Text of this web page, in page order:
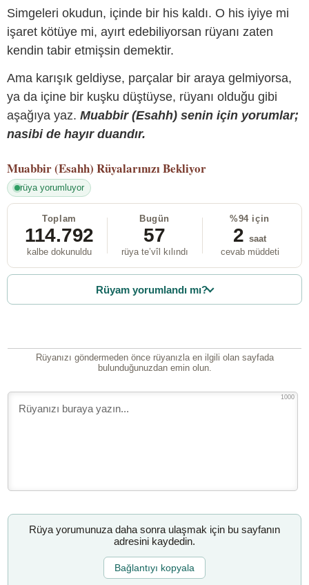
Simgeleri okudun, içinde bir his kaldı. O his iyiye mi
işaret kötüye mi, ayırt edebiliyorsan rüyanı zaten
kendin tabir etmişsin demektir.
Ama karışık geldiyse, parçalar bir araya gelmiyorsa,
ya da içine bir kuşku düştüyse, rüyanı olduğu gibi
aşağıya yaz. Muabbir (Esahh) senin için yorumlar;
nasibi de hayır duandır.
Muabbir (Esahh) Rüyalarınızı Bekliyor
rüya yorumluyor
Toplam
114.792
kalbe dokunuldu
Bugün
57
rüya te’vîl kılındı
%94 için
2 saat
cevab müddeti
Rüyam yorumlandı mı?
Rüyanızı göndermeden önce rüyanızla en ilgili olan sayfada
bulunduğunuzdan emin olun.
1000
Rüya yorumunuza daha sonra ulaşmak için bu sayfanın
adresini kaydedin.
Bağlantıyı kopyala